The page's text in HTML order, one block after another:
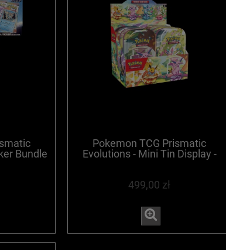
Bundle
Pokemon TCG Prismatic
Evolutions - Mini Tin Display -
499,00 zł